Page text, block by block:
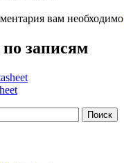
вам необходимо
записям